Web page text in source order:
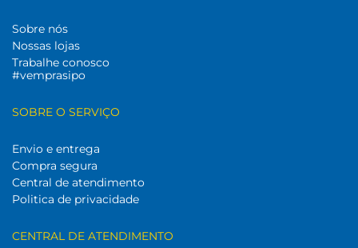
Sobre nós
Nossas lojas
Trabalhe conosco
#vemprasipo
SOBRE O SERVIÇO
Envio e entrega
Compra segura
Central de atendimento
Politica de privacidade
CENTRAL DE ATENDIMENTO